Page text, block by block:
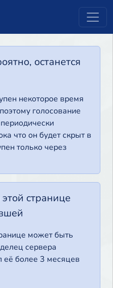
останется
некоторое время
голосование
что он будет скрыт в
только через
странице
может быть
сервера
её более 3 месяцев